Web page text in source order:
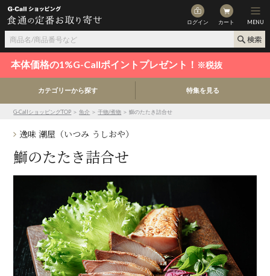
ログイン カート MENU
本体価格の1%G-Callポイントプレゼント！ ※税抜
カテゴリーから探す 特集を見る
G-CallショッピングTOP ＞魚介 ＞干物/煮物 ＞ 鰤のたたき詰合せ
逸味 潮屋（いつみ うしおや）
鰤のたたき詰合せ